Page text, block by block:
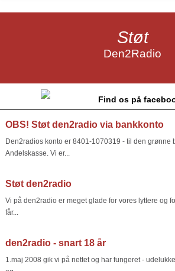
Støt
Den2Radio
Find os på
OBS! Støt den2radio via bankkonto
Den2radios konto er 8401-1070319 - til den grønne
Andelskasse. Vi er...
Støt den2radio
Vi på den2radio er meget glade for vores lyttere og
får...
den2radio - snart 18 år
1.maj 2008 gik vi på nettet og har fungeret -